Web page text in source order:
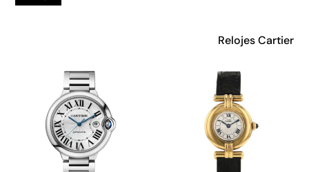
Relojes Cartier